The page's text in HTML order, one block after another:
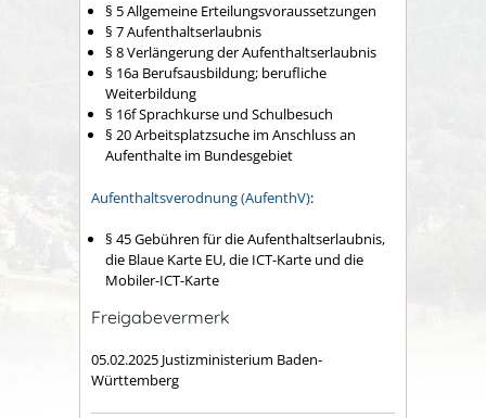
§ 5 Allgemeine Erteilungsvoraussetzungen
§ 7 Aufenthaltserlaubnis
§ 8 Verlängerung der Aufenthaltserlaubnis
§ 16a Berufsausbildung; berufliche
Weiterbildung
§ 16f Sprachkurse und Schulbesuch
§ 20 Arbeitsplatzsuche im Anschluss an
Aufenthalte im Bundesgebiet
Aufenthaltsverodnung (AufenthV):
§ 45 Gebühren für die Aufenthaltserlaubnis,
die Blaue Karte EU, die ICT-Karte und die
Mobiler-ICT-Karte
Freigabevermerk
05.02.2025 Justizministerium Baden-
Württemberg